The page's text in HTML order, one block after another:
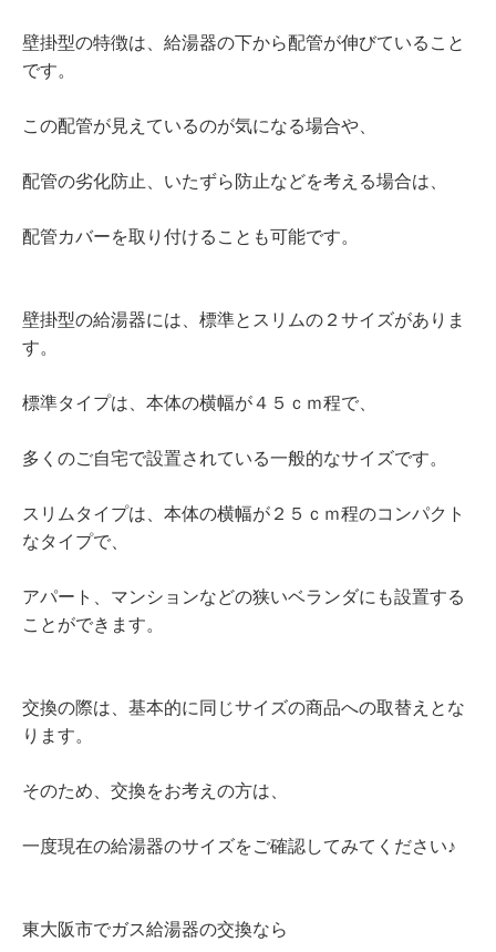
壁掛型の特徴は、給湯器の下から配管が伸びていること
です。
この配管が見えているのが気になる場合や、
配管の劣化防止、いたずら防止などを考える場合は、
配管カバーを取り付けることも可能です。
壁掛型の給湯器には、標準とスリムの２サイズがありま
す。
標準タイプは、本体の横幅が４５ｃｍ程で、
多くのご自宅で設置されている一般的なサイズです。
スリムタイプは、本体の横幅が２５ｃｍ程のコンパクト
なタイプで、
アパート、マンションなどの狭いベランダにも設置する
ことができます。
交換の際は、基本的に同じサイズの商品への取替えとな
ります。
そのため、交換をお考えの方は、
一度現在の給湯器のサイズをご確認してみてください♪
東大阪市でガス給湯器の交換なら